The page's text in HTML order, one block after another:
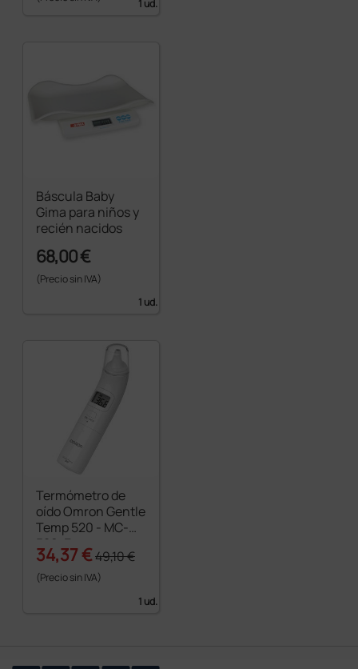
1 ud.
Báscula Baby
Gima para niños y
recién nacidos
68,00 €
(Precio sin IVA)
1 ud.
Termómetro de
oído Omron Gentle
Temp 520 - MC-
520-E
34,37 €49,10 €
(Precio sin IVA)
1 ud.